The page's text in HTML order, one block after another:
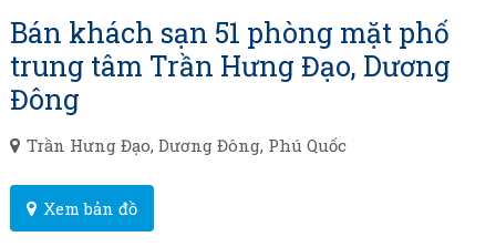
Bán khách sạn 51 phòng mặt phố
trung tâm Trần Hưng Đạo, Dương
Đông
Trần Hưng Đạo, Dương Đông, Phú Quốc
Xem bản đồ